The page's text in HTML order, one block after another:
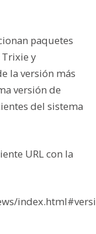
paquetes
Trixie y
la versión más
versión de
del sistema
URL con la